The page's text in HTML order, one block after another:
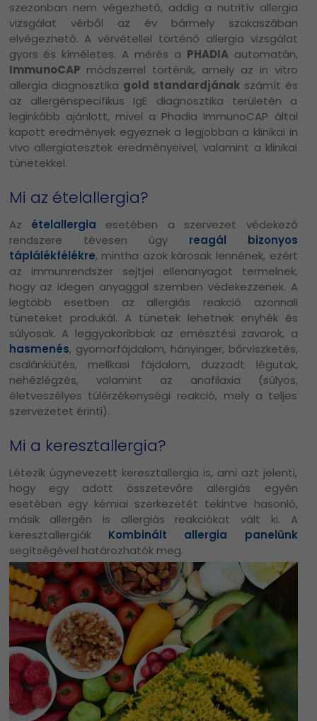
szezonban nem végezhető, addig a nutritív allergia
vizsgálat vérből az év bármely szakaszában
elvégezhető. A vérvétellel történő allergia vizsgálat
gyors és kíméletes. A mérés a PHADIAautomatán,
ImmunoCAP módszerrel történik, amely az in vitro
allergia diagnosztika gold standardjánakszámít és
az allergénspecifikus IgE diagnosztika területén a
leginkább ajánlott, mivel a Phadia ImmunoCAP által
kapott eredmények egyeznek a legjobban a klinikai in
vivo allergiatesztek eredményeivel, valamint a klinikai
tünetekkel.
Mi az ételallergia?
Az ételallergia esetében a szervezet védekező
rendszere tévesen úgy reagál bizonyos
táplálékfélékre, mintha azok károsak lennének, ezért
az immunrendszer sejtjei ellenanyagot termelnek,
hogy az idegen anyaggal szemben védekezzenek. A
legtöbb esetben az allergiás reakció azonnali
tüneteket produkál. A tünetek lehetnek enyhék és
súlyosak. A leggyakoribbak az emésztési zavarok, a
hasmenés, gyomorfájdalom, hányinger, bőrviszketés,
csalánkiütés, mellkasi fájdalom, duzzadt légutak,
nehézlégzés, valamint az anafilaxia (súlyos,
életveszélyes túlérzékenységi reakció, mely a teljes
szervezetet érinti).
Mi a keresztallergia?
Létezik úgynevezett keresztallergia is, ami azt jelenti,
hogy egy adott összetevőre allergiás egyén
esetében egy kémiai szerkezetét tekintve hasonló,
másik allergén is allergiás reakciókat vált ki. A
keresztallergiák Kombinált allergia panelünk
segítségével határozhatók meg.